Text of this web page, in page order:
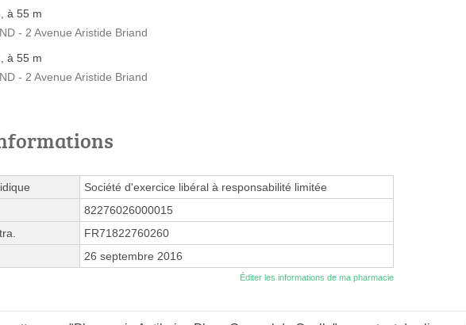
à 55 m
- 2 Avenue Aristide Briand
à 55 m
- 2 Avenue Aristide Briand
Société d'exercice libéral à responsabilité limitée
82276026000015
FR71822760260
26 septembre 2016
Éditer les informations de ma pharmacie